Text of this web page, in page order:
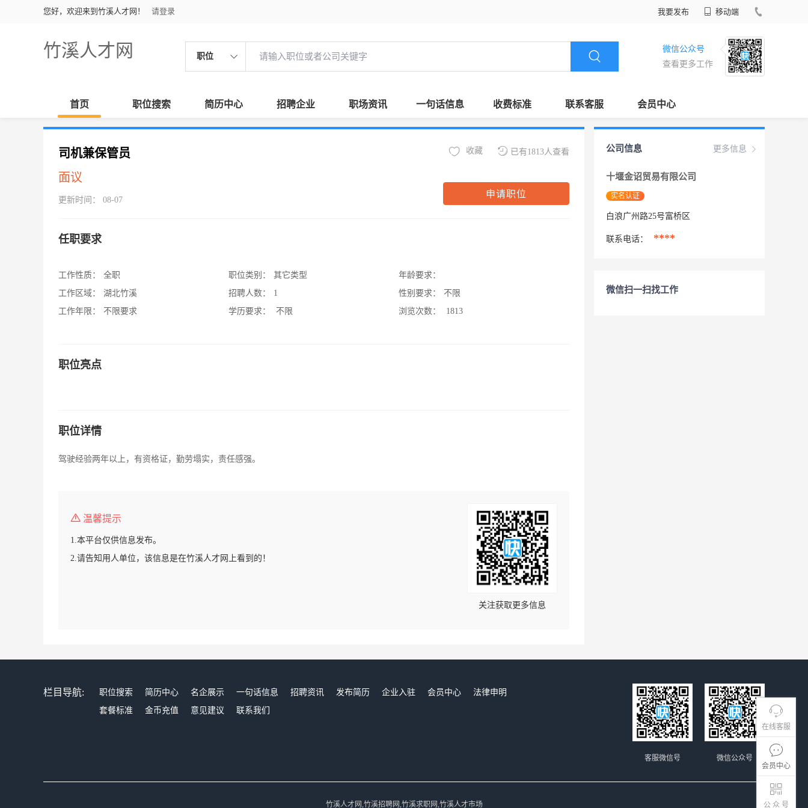
您好，欢迎来到竹溪人才网！ 请登录 我要发布 移动端
竹溪人才网 职位
微信公众号
查看更多工作
首页 职位搜索 简历中心 招聘企业 职场资讯 一句话信息 收费标准 联系客服 会员中心
在线客服
会员中心
公 众 号
司机兼保管员
面议
更新时间： 08-07
已有1813人查看
收藏
申请职位
任职要求
工作性质：
全职
工作区域：
湖北竹溪
工作年限：
不限要求
职位类别：
其它类型
招聘人数：
1
学历要求：
不限
年龄要求：
性别要求：
不限
浏览次数：
1813
职位亮点
职位详情
驾驶经验两年以上，有资格证，勤劳塌实，责任感强。
温馨提示
1.本平台仅供信息发布。
2.请告知用人单位，该信息是在竹溪人才网上看到的！
关注获取更多信息
更多信息
公司信息
十堰金诏贸易有限公司
实名认证
白浪广州路25号富桥区
联系电话： ****
微信扫一扫找工作
栏目导航: 职位搜索 简历中心 名企展示 一句话信息 招聘资讯 发布简历 企业入驻 会员中心
法律申明
套餐标准
金币充值 意见建议 联系我们
微信公众号
客服微信号
竹溪人才网,竹溪招聘网,竹溪求职网,竹溪人才市场